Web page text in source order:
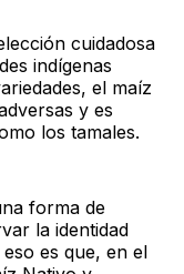
cuidadosa
indígenas
el maíz
y es
los tamales.
forma de
la identidad
es que, en el